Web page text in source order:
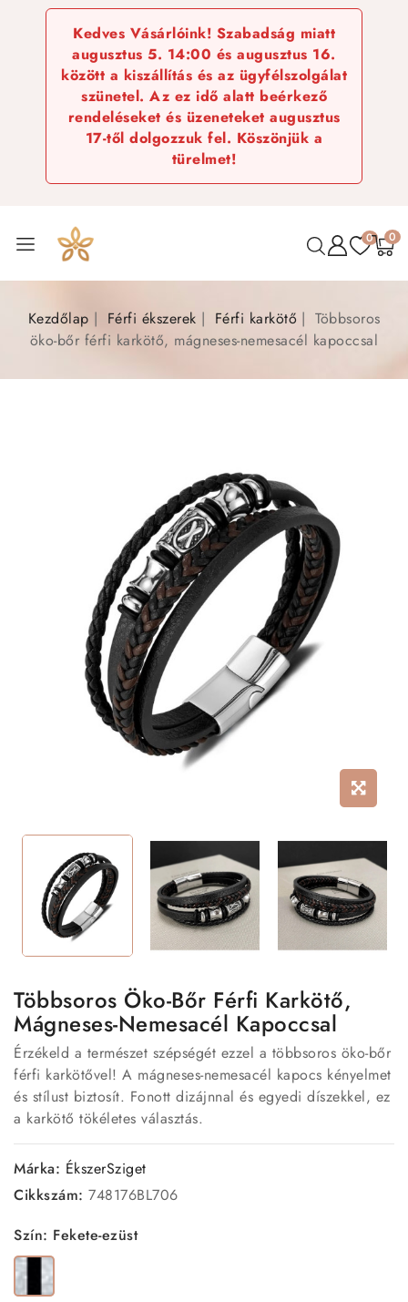
Kedves Vásárlóink! Szabadság miatt
augusztus 5. 14:00 és augusztus 16.
között a kiszállítás és az ügyfélszolgálat
szünetel. Az ez idő alatt beérkező
rendeléseket és üzeneteket augusztus
17-től dolgozzuk fel. Köszönjük a
türelmet!
0 0
Kezdőlap Férfi ékszerek Férfi karkötő
Többsoros
öko-bőr férfi karkötő, mágneses-nemesacél kapoccsal
Többsoros Öko-Bőr Férfi Karkötő,
Mágneses-Nemesacél Kapoccsal
Érzékeld a természet szépségét ezzel a többsoros öko-bőr
férfi karkötővel! A mágneses-nemesacél kapocs kényelmet
és stílust biztosít. Fonott dizájnnal és egyedi díszekkel, ez
a karkötő tökéletes választás.
Márka: ÉkszerSziget
Cikkszám: 748176BL706
Szín: Fekete-ezüst
Fekete-
ezüst